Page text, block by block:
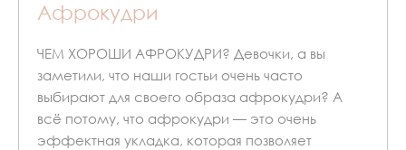
Афрокудри
ЧЕМ ХОРОШИ АФРОКУДРИ? Девочки, а вы
заметили, что наши гостьи очень часто
выбирают для своего образа афрокудри? А
всё потому, что афрокудри — это очень
эффектная укладка, которая позволяет